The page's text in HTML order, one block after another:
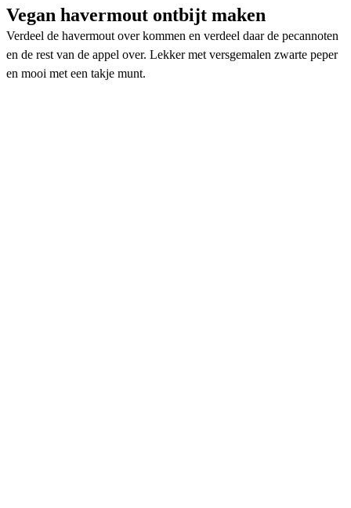
Vegan havermout ontbijt maken
Verdeel de havermout over kommen en verdeel daar de pecannoten
en de rest van de appel over. Lekker met versgemalen zwarte peper
en mooi met een takje munt.